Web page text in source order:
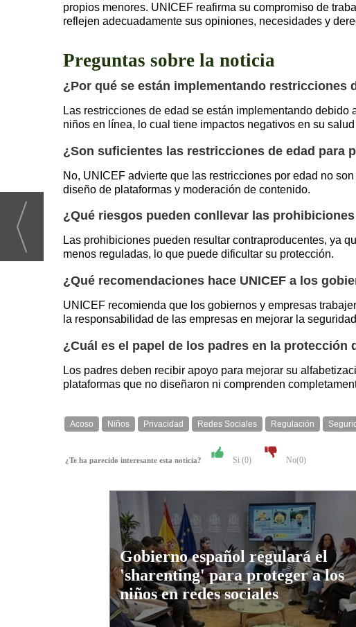
propios menores. UNICEF reafirma su compromiso de
reflejen adecuadamente sus opiniones, necesidades y
Preguntas sobre la noticia
¿Por qué se están implementando restricciones
Las restricciones de edad se están implementando
niños en línea, lo cual tiene impactos negativos en su
¿Son suficientes las restricciones de edad para
No, UNICEF advierte que las restricciones por edad no
diseño de plataformas y moderación de contenido.
¿Qué riesgos pueden conllevar las
Las prohibiciones pueden resultar contraproducentes, ya
menos reguladas, lo que puede dificultar su protección.
¿Qué recomendaciones hace UNICEF a los
UNICEF recomienda que los gobiernos y empresas
la responsabilidad de las empresas en mejorar la
¿Cuál es el papel de los padres en la protección
Los padres deben recibir apoyo para mejorar su
plataformas que no diseñaron ni comprenden
Acoso Niños Privacidad Redes Sociales Regulación
¿Te ha parecido interesante esta noticia? Si (0) No(0)
Gobierno español regulará el
'sharenting' para proteger a los
niños en redes sociales